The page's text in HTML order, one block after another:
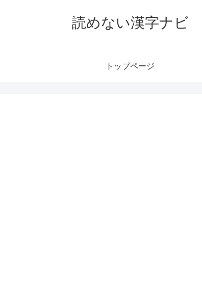
読めない漢字ナビ
トップページ